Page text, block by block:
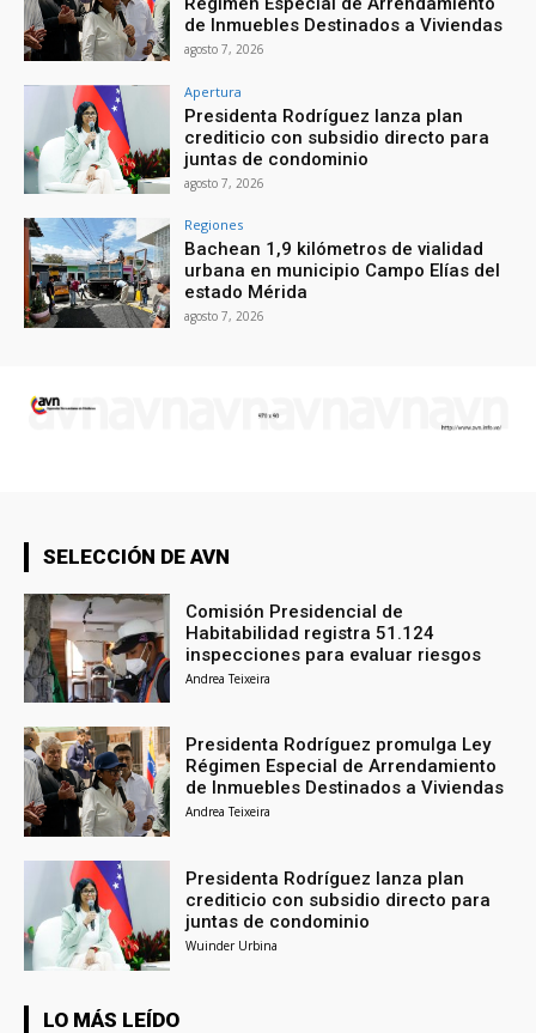
de Inmuebles Destinados a Viviendas
agosto 7, 2026
Apertura
Presidenta Rodríguez lanza plan
crediticio con subsidio directo para
juntas de condominio
agosto 7, 2026
Regiones
Bachean 1,9 kilómetros de vialidad
urbana en municipio Campo Elías del
estado Mérida
agosto 7, 2026
SELECCIÓN DE AVN
Comisión Presidencial de
Habitabilidad registra 51.124
inspecciones para evaluar riesgos
Andrea Teixeira
Presidenta Rodríguez promulga Ley
Régimen Especial de Arrendamiento
de Inmuebles Destinados a Viviendas
Andrea Teixeira
Presidenta Rodríguez lanza plan
crediticio con subsidio directo para
juntas de condominio
Wuinder Urbina
LO MÁS LEÍDO